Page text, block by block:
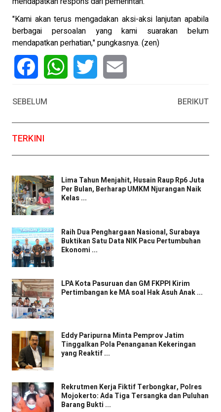
"Kami akan terus mengadakan aksi-aksi lanjutan apabila
berbagai persoalan yang kami suarakan belum
mendapatkan perhatian," pungkasnya. (zen)
SEBELUM
BERIKUT
TERKINI
Lima Tahun Menjahit, Husain Raup Rp6 Juta
Per Bulan, Berharap UMKM Njurangan Naik
Kelas ...
Raih Dua Penghargaan Nasional, Surabaya
Buktikan Satu Data NIK Pacu Pertumbuhan
Ekonomi ...
LPA Kota Pasuruan dan GM FKPPI Kirim
Pertimbangan ke MA soal Hak Asuh Anak ...
Eddy Paripurna Minta Pemprov Jatim
Tinggalkan Pola Penanganan Kekeringan
yang Reaktif ...
Rekrutmen Kerja Fiktif Terbongkar, Polres
Mojokerto: Ada Tiga Tersangka dan Puluhan
Barang Bukti ...